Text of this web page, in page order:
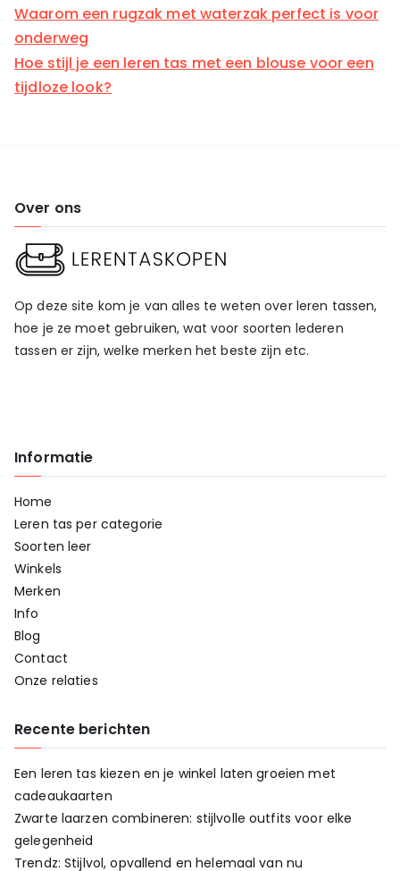
Waarom een rugzak met waterzak perfect is voor
onderweg
Hoe stijl je een leren tas met een blouse voor een
tijdloze look?
Over ons
Op deze site kom je van alles te weten over leren tassen,
hoe je ze moet gebruiken, wat voor soorten lederen
tassen er zijn, welke merken het beste zijn etc.
Informatie
Home
Leren tas per categorie
Soorten leer
Winkels
Merken
Info
Blog
Contact
Onze relaties
Recente berichten
Een leren tas kiezen en je winkel laten groeien met
cadeaukaarten
Zwarte laarzen combineren: stijlvolle outfits voor elke
gelegenheid
Trendz: Stijlvol, opvallend en helemaal van nu